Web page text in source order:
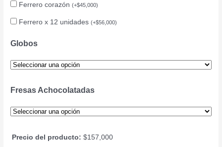
Ferrero corazón(+$45,000)
Ferrero x 12 unidades(+$56,000)
Globos
Fresas Achocolatadas
Precio del producto: $157,000